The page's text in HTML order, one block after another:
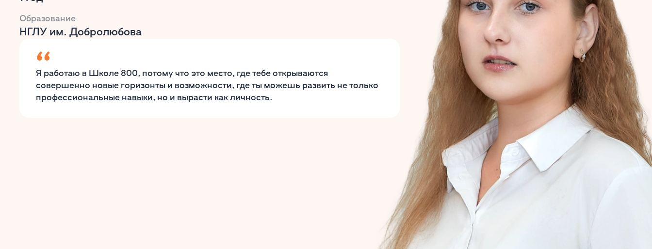
Образование
НГЛУ им. Добролюбова
Я работаю в Школе 800, потому что это место, где тебе открываются
совершенно новые горизонты и возможности, где ты можешь развить не только
профессиональные навыки, но и вырасти как личность.